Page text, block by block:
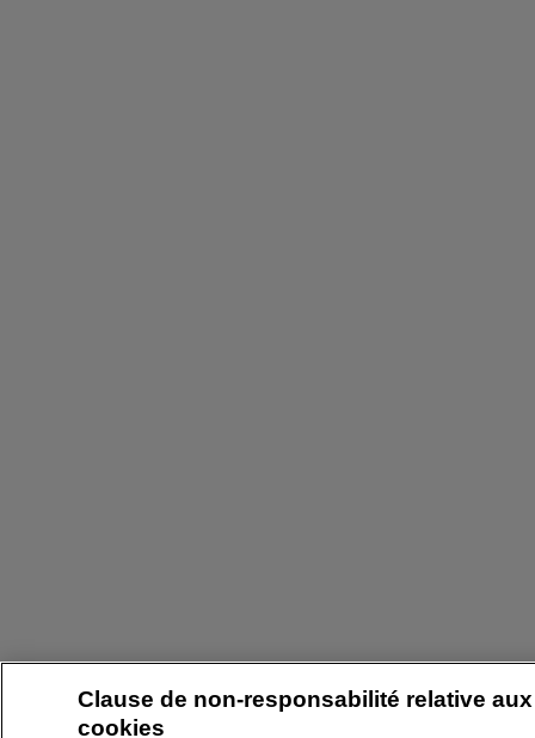
Clause de non-responsabilité relative aux
cookies